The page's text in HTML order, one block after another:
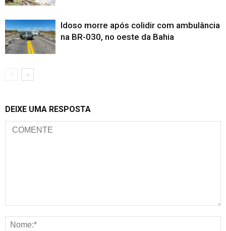
Idoso morre após colidir com ambulância
na BR-030, no oeste da Bahia
DEIXE UMA RESPOSTA